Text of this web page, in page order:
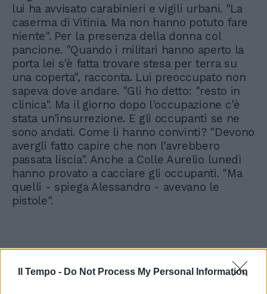
Il Tempo - Do Not Process My Personal Information
lui ha avvisato carabinieri e vigili urbani. "La
caserma di Vitinia. Ma non hanno potuto fare
niente". Per la presenza della donna col
pancione. "Quando i militari hanno aperto la
porta lei s'è fatta trovare stesa per terra su
una coperta", racconta. Lui preoccupato non
sapeva dove andare. "Gli ho detto: "resto in
clinica". Ma il giorno dopo l'occupazione c'è
stata un'insurrezione. E gli occupanti se ne
sono andati. Come li hanno convinti? "Devono
avergli fatto capire che non l'avrebbero
passata liscia". Anche a Colle Aurelio lunedì
hanno provato a cacciare gli occupanti. "Ma
quelli - spiega Alessandro - avevano le
pistole".